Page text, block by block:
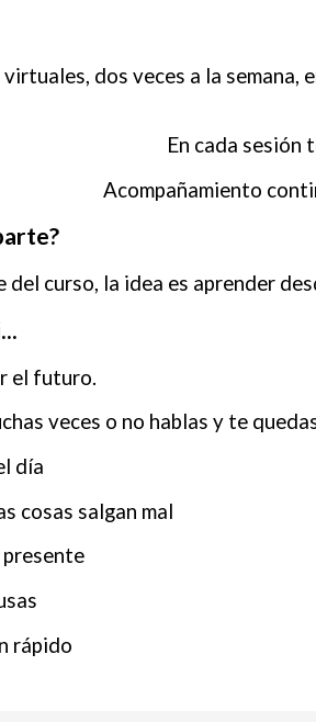
virtuales, dos veces a la
En cada sesión
Acompañamiento
del curso, la idea es aprender
el futuro.
veces o no hablas y te
dí­a
cosas salgan mal
presente
rápido